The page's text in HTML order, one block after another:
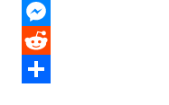
X
Messenger
Reddit